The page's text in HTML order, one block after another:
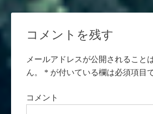
コメントを残す
メールアドレスが公開されること
ん。
* が付いている欄は必須項目
コメント